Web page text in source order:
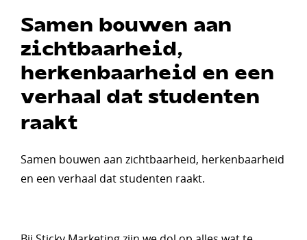
Samen bouwen aan
zichtbaarheid,
herkenbaarheid en een
verhaal dat studenten
raakt
Samen bouwen aan zichtbaarheid, herkenbaarheid
en een verhaal dat studenten raakt.